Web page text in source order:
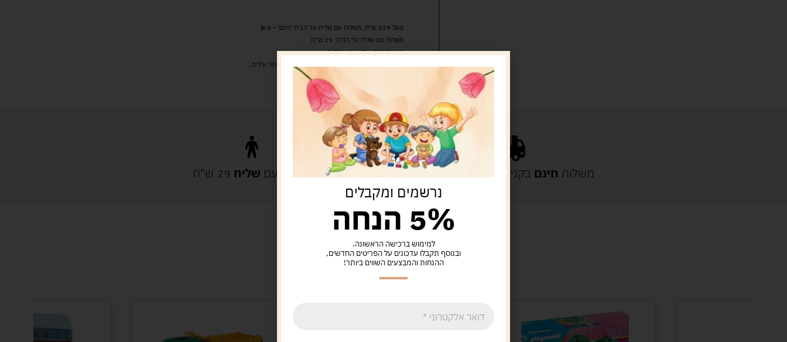
מעל 329 ש"ח, משלוח עם שליח עד הבית חינם! – 0 ₪
משלוח עם שליח עד הבית: 29 ש"ח
זמן אספקה: עד 4 ימי עסקים.
משלוח חינם בקנייה מעל 329 ש"ח משלוח עם שליח 29 ש"ח
מוצרים קשורים
נרשמים ומקבלים
5% הנחה
למימוש ברכישה הראשונה.
ובנוסף תקבלו עדכונים על הפריטים החדשים,
ההנחות והמבצעים השווים ביותר!